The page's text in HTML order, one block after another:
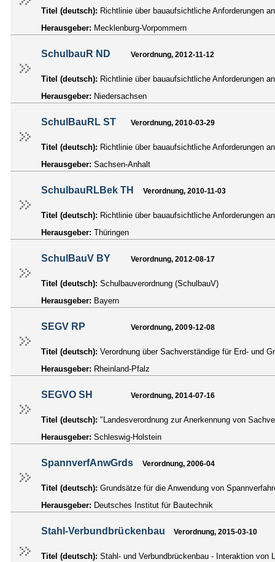
Titel (deutsch): Richtlinie über bauaufsichtliche Anforderungen
Herausgeber: Mecklenburg-Vorpommern
SchulbauR ND Verordnung, 2012-11-12
Titel (deutsch): Richtlinie über bauaufsichtliche Anforderungen
Herausgeber: Niedersachsen
SchulBauRL ST Verordnung, 2010-03-29
Titel (deutsch): Richtlinie über bauaufsichtliche Anforderungen
Herausgeber: Sachsen-Anhalt
SchulbauRLBek TH Verordnung, 2010-11-03
Titel (deutsch): Richtlinie über bauaufsichtliche Anforderungen
Herausgeber: Thüringen
SchulBauV BY Verordnung, 2012-08-17
Titel (deutsch): Schulbauverordnung (SchulbauV)
Herausgeber: Bayern
SEGV RP Verordnung, 2009-12-08
Titel (deutsch): Verordnung über Sachverständige für Erd- und
Herausgeber: Rheinland-Pfalz
SEGVO SH Verordnung, 2014-07-16
Titel (deutsch): "Landesverordnung zur Anerkennung von
Herausgeber: Schleswig-Holstein
SpannverfAnwGrds Verordnung, 2006-04
Titel (deutsch): Grundsätze für die Anwendung von
Herausgeber: Deutsches Institut für Bautechnik
Stahl-Verbundbrückenbau Verordnung, 2015-03-10
Titel (deutsch): Stahl- und Verbundbrückenbau - Interaktion von